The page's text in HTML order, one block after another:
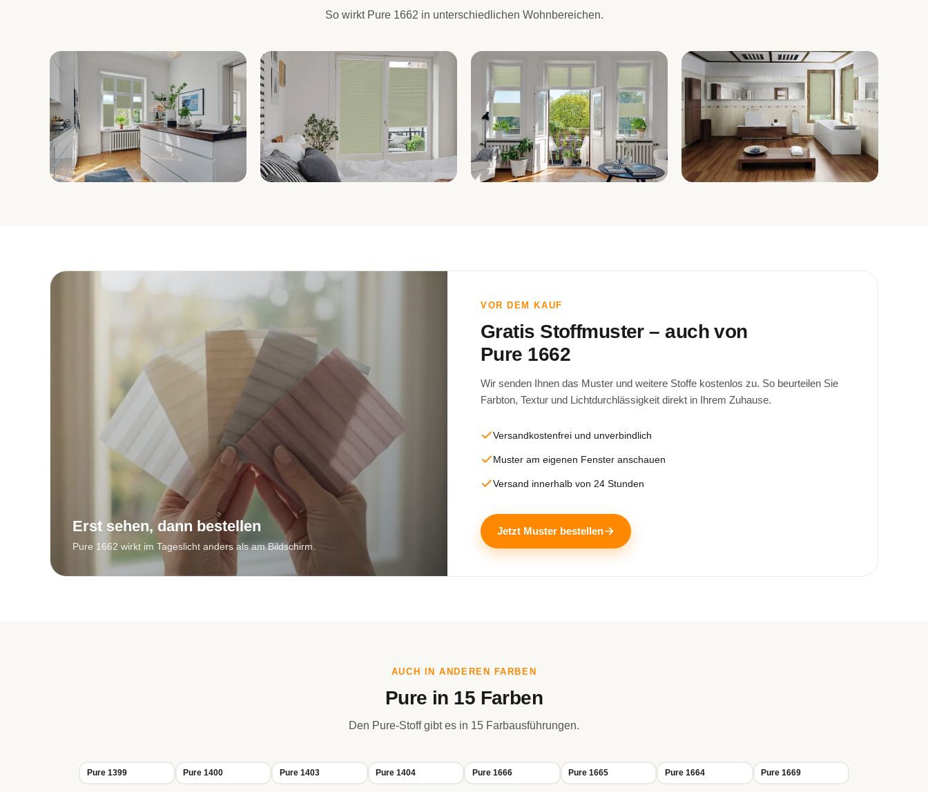
So wirkt Pure 1662 in unterschiedlichen Wohnbereichen.
Erst sehen, dann bestellen
Pure 1662 wirkt im Tageslicht anders als am Bildschirm.
VOR DEM KAUF
Gratis Stoffmuster – auch von
Pure 1662
Wir senden Ihnen das Muster und weitere Stoffe kostenlos zu. So beurteilen Sie
Farbton, Textur und Lichtdurchlässigkeit direkt in Ihrem Zuhause.
Versandkostenfrei und unverbindlich
Muster am eigenen Fenster anschauen
Versand innerhalb von 24 Stunden
Jetzt Muster bestellen
AUCH IN ANDEREN FARBEN
Pure in 15 Farben
Den Pure-Stoff gibt es in 15 Farbausführungen.
Pure 1399 Pure 1400 Pure 1403 Pure 1404 Pure 1666 Pure 1665 Pure 1664 Pure 1669